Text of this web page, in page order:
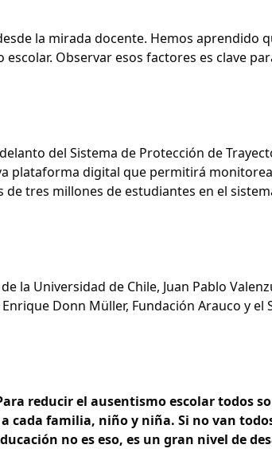
la mirada docente. Hemos aprendido
Observar esos factores es clave
del Sistema de Protección de
plataforma digital que permitirá
tres millones de estudiantes en el
la Universidad de Chile, Juan Pablo
Donn Müller, Fundación Arauco y el
reducir el ausentismo escolar todos
cada familia, niño y niña. Si no van
no es eso, es un gran nivel de